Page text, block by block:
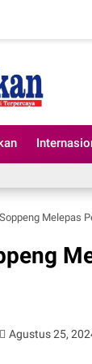
Melepas
Agustus 25,